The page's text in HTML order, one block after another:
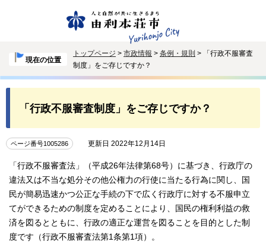
現在の位置
トップページ > 市政情報 > 条例・規則 > 「行政不服審査
制度」をご存じですか？
「行政不服審査制度」をご存じですか？
ページ番号1005286 更新日 2022年12月14日
「行政不服審査法」（平成26年法律第68号）に基づき、行政庁の
違法又は不当な処分その他公権力の行使に当たる行為に関し、国
民が簡易迅速かつ公正な手続の下で広く行政庁に対する不服申立
てができるための制度を定めることにより、国民の権利利益の救
済を図るとともに、行政の適正な運営を図ることを目的とした制
度です（行政不服審査法第1条第1項）。